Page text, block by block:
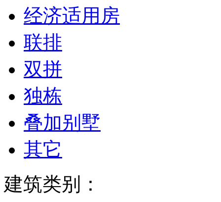
经济适用房
联排
双拼
独栋
叠加别墅
其它
建筑类别：